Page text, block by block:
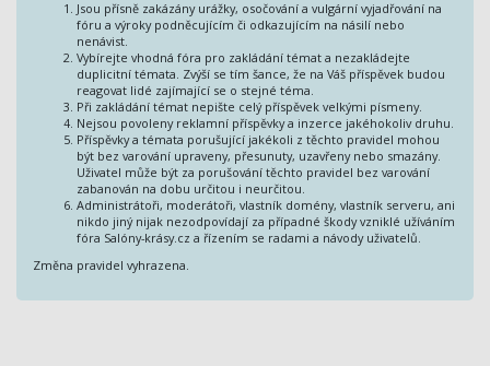
Jsou přísně zakázány urážky, osočování a vulgární vyjadřování na
fóru a výroky podněcujícím či odkazujícím na násilí nebo
nenávist.
Vybírejte vhodná fóra pro zakládání témat a nezakládejte
duplicitní témata. Zvýší se tím šance, že na Váš příspěvek budou
reagovat lidé zajímající se o stejné téma.
Při zakládání témat nepište celý příspěvek velkými písmeny.
Nejsou povoleny reklamní příspěvky a inzerce jakéhokoliv druhu.
Příspěvky a témata porušující jakékoli z těchto pravidel mohou
být bez varování upraveny, přesunuty, uzavřeny nebo smazány.
Uživatel může být za porušování těchto pravidel bez varování
zabanován na dobu určitou i neurčitou.
Administrátoři, moderátoři, vlastník domény, vlastník serveru, ani
nikdo jiný nijak nezodpovídají za případné škody vzniklé užíváním
fóra Salóny-krásy.cz a řízením se radami a návody uživatelů.
Změna pravidel vyhrazena.